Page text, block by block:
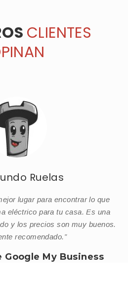
CLIENTES
Ruelas
lugar para encontrar lo que
eléctrico para tu casa. Es una
y los precios son muy buenos.
recomendado.”
My Business